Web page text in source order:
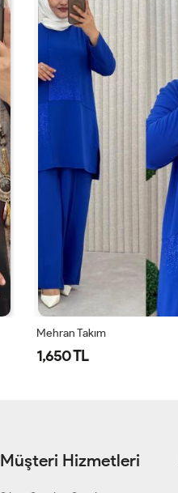
Mehran Takım
1,650 TL
Müşteri Hizmetleri